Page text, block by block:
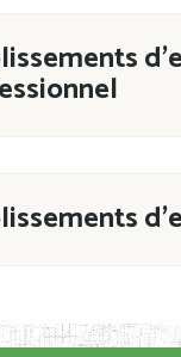
de la